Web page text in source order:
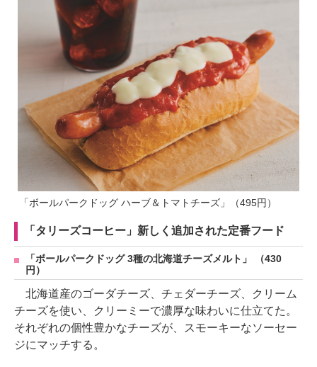
「ボールパークドッグ ハーブ＆トマトチーズ」（495円）
「タリーズコーヒー」新しく追加された定番フード
「ボールパークドッグ 3種の北海道チーズメルト」 （430
円）
北海道産のゴーダチーズ、チェダーチーズ、クリーム
チーズを使い、クリーミーで濃厚な味わいに仕立てた。
それぞれの個性豊かなチーズが、スモーキーなソーセー
ジにマッチする。